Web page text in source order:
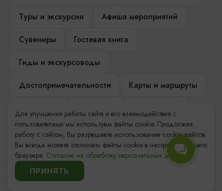
Туры и экскурсии
Афиша мероприятий
Сувениры
Гостевая книга
Гиды и экскурсоводы
Достопримечательности
Карты и маршруты
Компас Балтийской кухни
Настоящий Калининградец
Музеи
Для улучшения работы сайта и его взаимодействия с
пользователями мы используем файлы cookie. Продолжая
работу с сайтом, Вы разрешаете использование cookie-файлов.
Вы всегда можете отключить файлы cookie в настройках Вашего
браузера. Согласие на обработку персональных данных.
ПРИНЯТЬ